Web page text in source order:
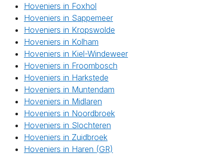
Hoveniers in Foxhol
Hoveniers in Sappemeer
Hoveniers in Kropswolde
Hoveniers in Kolham
Hoveniers in Kiel-Windeweer
Hoveniers in Froombosch
Hoveniers in Harkstede
Hoveniers in Muntendam
Hoveniers in Midlaren
Hoveniers in Noordbroek
Hoveniers in Slochteren
Hoveniers in Zuidbroek
Hoveniers in Haren (GR)